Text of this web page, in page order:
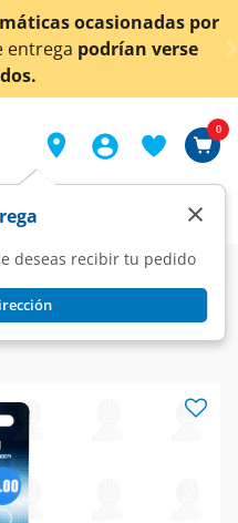
ocasionadas por
podrían verse
deseas recibir tu pedido
×
0
Color Plata, 1 pz.